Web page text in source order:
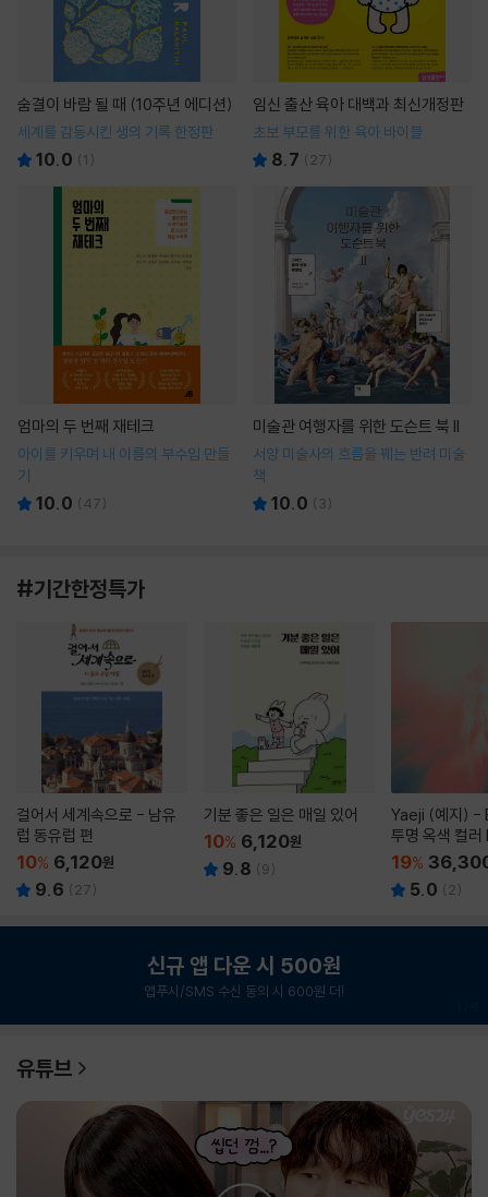
숨결이 바람 될 때 (10주년 에디션)
세계를 감동시킨 생의 기록 한정판
10.0 (1 )
임신 출산 육아 대백과 최신개정판
초보 부모를 위한 육아 바이블
8.7 ( 27)
엄마의 두 번째 재테크
아이를 키우며 내 이름의 부수입 만들
기
10.0 (47)
미술관 여행자를 위한 도슨트 북 II
서양 미술사의 흐름을 꿰는 반려 미술
책
10.0 ( 3)
#기간한정특가
걸어서 세계속으로 - 남유
럽 동유럽 편
10% 6,120원
9.6 ( 27)
기분 좋은 일은 매일 있어
10% 6,120원
9.8 (9)
Yaeji (예지) -
투명 옥색 컬
19%
5.0 ( 2)
신규 앱 다운 시 500원
앱푸시/SMS 수신 동의 시 600원 더!
유튜브